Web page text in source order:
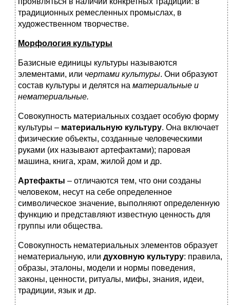
традиционных ремесленных промыслах, в
художественном творчестве.
Морфология культуры
Базисные единицы культуры называются
элементами, или чертами культуры. Они образуют
состав культуры и делятся на материальные и
нематериальные.
Совокупность материальных создает особую форму
культуры – материальную культуру. Она включает
физические объекты, созданные человеческими
руками (их называют артефактами); паровая
машина, книга, храм, жилой дом и др.
Артефакты – отличаются тем, что они созданы
человеком, несут на себе определенное
символическое значение, выполняют определенную
функцию и представляют известную ценность для
группы или общества.
Совокупность нематериальных элементов образует
нематериальную, или духовную культуру: правила,
образы, эталоны, модели и нормы поведения,
законы, ценности, ритуалы, мифы, знания, идеи,
традиции, язык и др.